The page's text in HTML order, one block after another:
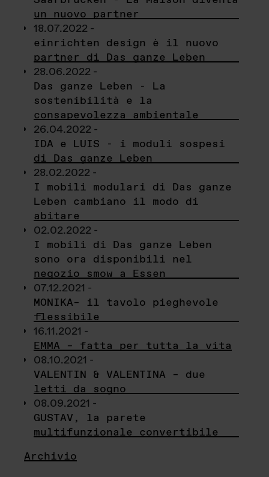
un nuovo partner
18.07.2022 -
einrichten design è il nuovo
partner di Das ganze Leben
28.06.2022 -
Das ganze Leben - La
sostenibilità e la
consapevolezza ambientale
26.04.2022 -
IDA e LUIS - i moduli sospesi
di Das ganze Leben
28.02.2022 -
I mobili modulari di Das ganze
Leben cambiano il modo di
abitare
02.02.2022 -
I mobili di Das ganze Leben
sono ora disponibili nel
negozio smow a Essen
07.12.2021 -
MONIKA– il tavolo pieghevole
flessibile
16.11.2021 -
EMMA – fatta per tutta la vita
08.10.2021 -
VALENTIN & VALENTINA – due
letti da sogno
08.09.2021 -
GUSTAV, la parete
multifunzionale convertibile
Archivio